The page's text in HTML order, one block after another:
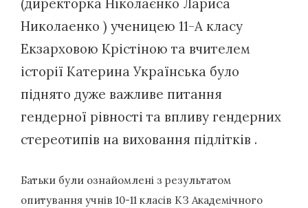
(директорка Ніколаєнко Лариса
Николаенко ) ученицею 11-А класу
Екзарховою Крістіною та вчителем
історії Катерина Українська було
піднято дуже важливе питання
гендерної рівності та впливу гендерних
стереотипів на виховання підлітків .
Батьки були ознайомлені з результатом
опитування учнів 10-11 класів КЗ Академічного